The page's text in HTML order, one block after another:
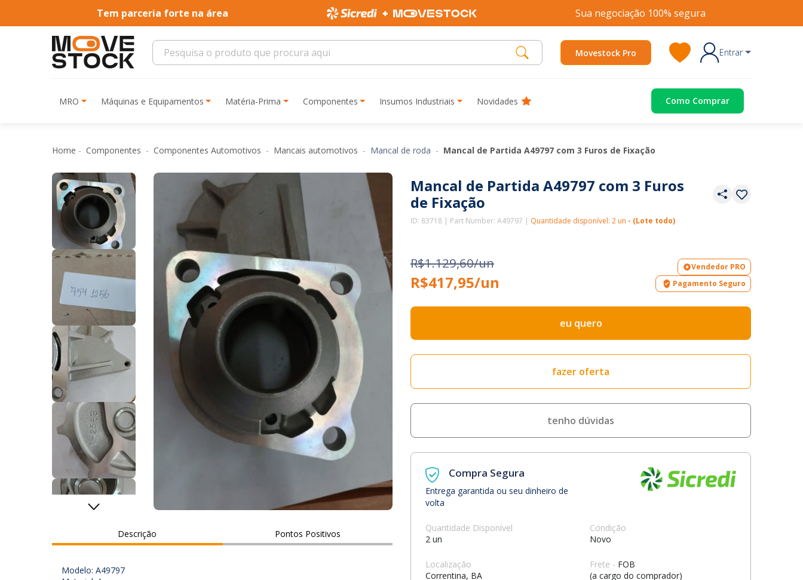
Tem parceria forte na área Sua negociação 100% segura
Movestock Pro Entrar
MRO Máquinas e Equipamentos Matéria-Prima Componentes Insumos Industriais Novidades Como Comprar
Home Componentes Componentes Automotivos Mancais automotivos Mancal de roda Mancal de Partida A49797 com 3 Furos de Fixação
Descrição Pontos Positivos
Modelo: A49797
Mancal de Partida A49797 com 3 Furos
de Fixação
ID: 83718 | Part Number: A49797 | Quantidade disponível: 2 un - (Lote todo)
R$1.129,60/un
R$417,95/un
Vendedor PRO
Pagamento Seguro
eu quero
fazer oferta
tenho dúvidas
Compra Segura
Entrega garantida ou seu dinheiro de
volta
Quantidade Disponível
2 un
Localização
Correntina, BA
Condição
Novo
Frete - FOB
(a cargo do comprador)